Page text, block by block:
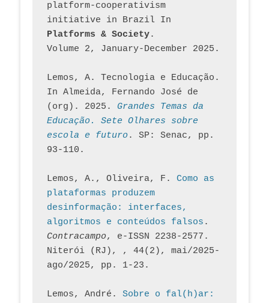
platform-cooperativism
initiative in Brazil In
Platforms & Society.
Volume 2, January-December 2025.
Lemos, A. Tecnologia e Educação.
In Almeida, Fernando José de
(org). 2025. Grandes Temas da
Educação. Sete Olhares sobre
escola e futuro. SP: Senac, pp.
93-110.
Lemos, A., Oliveira, F. Como as
plataformas produzem
desinformação: interfaces,
algoritmos e conteúdos falsos
Contracampo, e-ISSN 2238-2577.
Niterói (RJ), , 44(2), mai/2025-
ago/2025, pp. 1-23.
Lemos, André. Sobre o fal(h)ar: